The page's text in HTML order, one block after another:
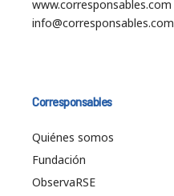
www.corresponsables.com
info@corresponsables.com
Corresponsables
Quiénes somos
Fundación
ObservaRSE